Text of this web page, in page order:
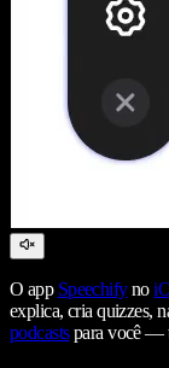
O app Speechifyno
explica, cria quizzes,
podcastspara você —